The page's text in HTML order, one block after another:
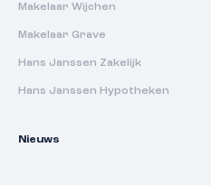
Makelaar Wijchen
Makelaar Grave
Hans Janssen Zakelijk
Hans Janssen Hypotheken
Nieuws